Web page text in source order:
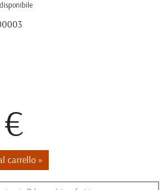
carrello »